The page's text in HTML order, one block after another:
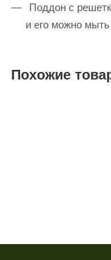
Поддон с
и его можно
Похожие